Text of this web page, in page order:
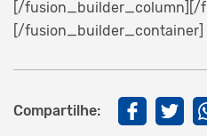
[/fusion_builder_column][/
[/fusion_builder_container]
Compartilhe: